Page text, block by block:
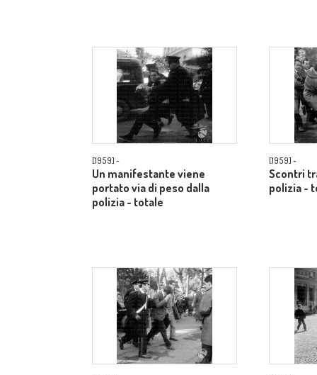
[1959] -
Un manifestante viene
portato via di peso dalla
polizia - totale
[1959] -
Scontri
polizia -